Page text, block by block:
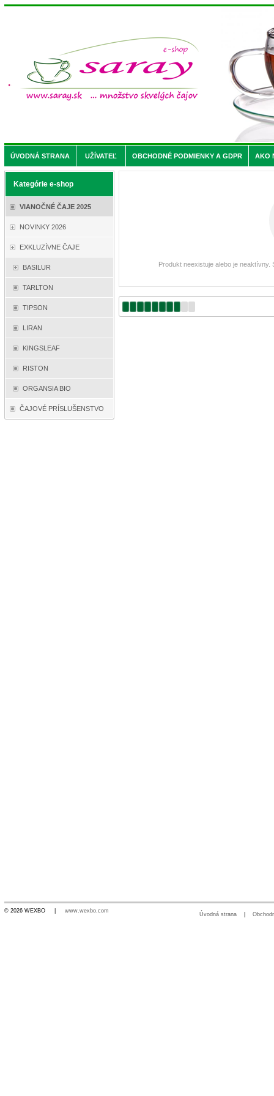
ÚVODNÁ STRANA UŽÍVATEĽ OBCHODNÉ PODMIENKY A GDPR AKO
Kategórie e-shop
VIANOČNÉ ČAJE 2025
NOVINKY 2026
EXKLUZÍVNE ČAJE
BASILUR
TARLTON
TIPSON
LIRAN
KINGSLEAF
RISTON
ORGANSIA BIO
ČAJOVÉ PRÍSLUŠENSTVO
Produkt neexistuje alebo je
© 2026 WEXBO | www.wexbo.com
Úvodná strana